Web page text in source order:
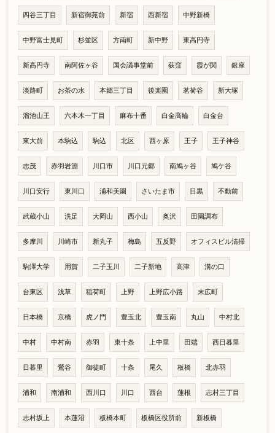
四谷三丁目 新宿御苑前 新宿 西新宿 中野新橋
中野富士見町 杉並区 方南町 新中野 東高円寺
新高円寺 南阿佐ヶ谷 国会議事堂前 荻窪 霞が関 銀座
淡路町 お茶の水 本郷三丁目 後楽園 茗荷谷 新大塚
溜池山王 六本木一丁目 麻布十番 白金高輪 白金台
東大前 本駒込 駒込 北区 西ヶ原 王子 王子神谷
志茂 赤羽岩淵 川口市 川口元郷 南鳩ヶ谷 鳩ケ谷
川口安行 東川口 浦和美園 さいたま市 目黒 不動前
武蔵小山 洗足 大岡山 西小山 奥沢 田園調布
多摩川 川崎市 新丸子 梅島 五反野 オフィスビル清掃
駒澤大学 用賀 二子玉川 二子新地 高津 溝の口
台東区 浅草 稲荷町 上野 上野広小路 末広町
日本橋 京橋 虎ノ門 豊玉北 豊玉南 丸山 中村北
中村 中村南 赤羽 東十条 上中里 田端 西日暮里
日暮里 鶯谷 御徒町 十条 尾久 板橋 北赤羽
浦和 南浦和 西川口 川口 西台 蓮根 志村三丁目
志村坂上 本蓮沼 板橋本町 板橋区役所前 新板橋